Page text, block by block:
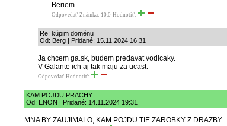
Beriem.
Odpovedať Známka: 10.0 Hodnotiť:
Re: kúpim doménu
Od: Berg | Pridané: 15.11.2024 16:31
Ja chcem ga.sk, budem predavat vodicaky.
V Galante ich aj tak maju za ucast.
Odpovedať Hodnotiť:
KAM POJDU PRACHY
Od: ENON | Pridané: 14.11.2024 19:31
MNA BY ZAUJIMALO, KAM POJDU TIE ZAROBKY Z DRAZBY...